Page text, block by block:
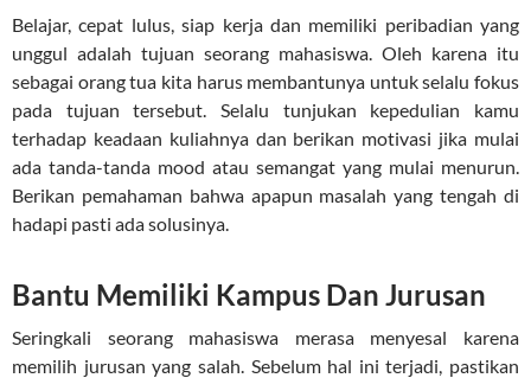
Belajar, cepat lulus, siap kerja dan memiliki peribadian yang
unggul adalah tujuan seorang mahasiswa. Oleh karena itu
sebagai orang tua kita harus membantunya untuk selalu fokus
pada tujuan tersebut. Selalu tunjukan kepedulian kamu
terhadap keadaan kuliahnya dan berikan motivasi jika mulai
ada tanda-tanda mood atau semangat yang mulai menurun.
Berikan pemahaman bahwa apapun masalah yang tengah di
hadapi pasti ada solusinya.
Bantu Memiliki Kampus Dan Jurusan
Seringkali seorang mahasiswa merasa menyesal karena
memilih jurusan yang salah. Sebelum hal ini terjadi, pastikan